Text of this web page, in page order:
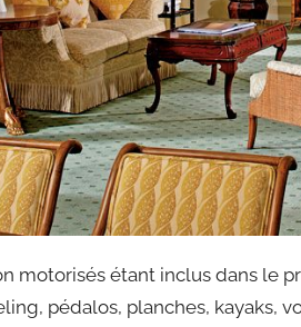
motorisés étant inclus dans le
pédalos, planches, kayaks,